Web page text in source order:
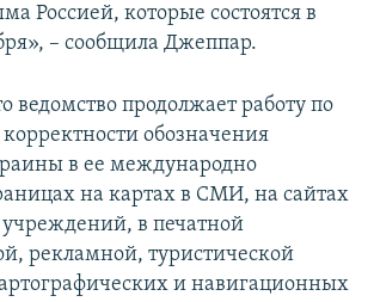
Россией, которые состоятся в
– сообщила Джеппар.
ведомство продолжает работу по
обозначения
в ее международно
на картах в СМИ, на сайтах
в печатной
рекламной, туристической
и навигационных